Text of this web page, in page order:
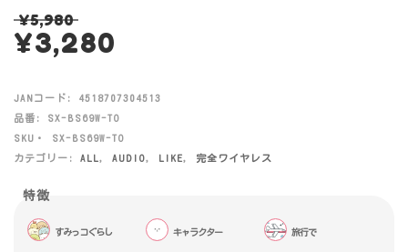
¥5,980
¥3,280
JANコード:
4518707304513
品番:
SX-BS69W-TO
SKU・ SX-BS69W-TO
カテゴリー: ALL , AUDIO, LIKE, 完全ワイヤレス
すみっコぐらし キャラクター 旅行で